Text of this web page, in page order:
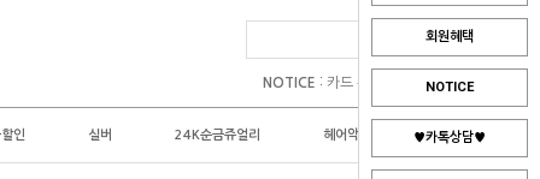
회원혜택
NOTICE
♥카톡상담♥
NOTICE : 카드 부분무이자 안내
인 실버 24K순금쥬얼리 헤어악세사리